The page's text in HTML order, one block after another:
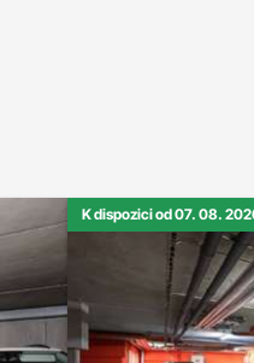
K dispozici od 07. 08.